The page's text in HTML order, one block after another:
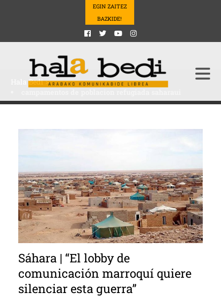
EGIN ZAITEZ
BAZKIDE!
Hala Bedi>
Sáhara | “El lobby de
comunicación marroquí quiere
silenciar esta guerra”